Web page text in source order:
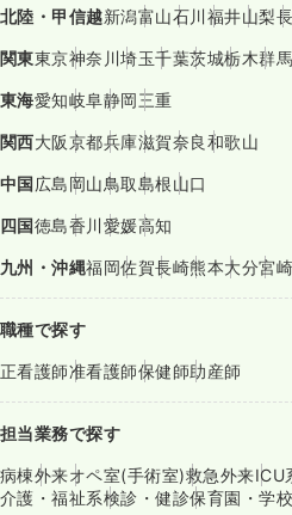
北陸・甲信越新潟富山石川福井山梨
関東東京神奈川埼玉千葉茨城栃木群馬
東海愛知岐阜静岡三重
関西大阪京都兵庫滋賀奈良和歌山
中国広島岡山鳥取島根山口
四国徳島香川愛媛高知
九州・沖縄福岡佐賀長崎熊本大分宮崎
職種で探す
正看護師准看護師保健師助産師
担当業務で探す
病棟外来オペ室(手術室)救急外来ICU
介護・福祉系検診・健診保育園・学